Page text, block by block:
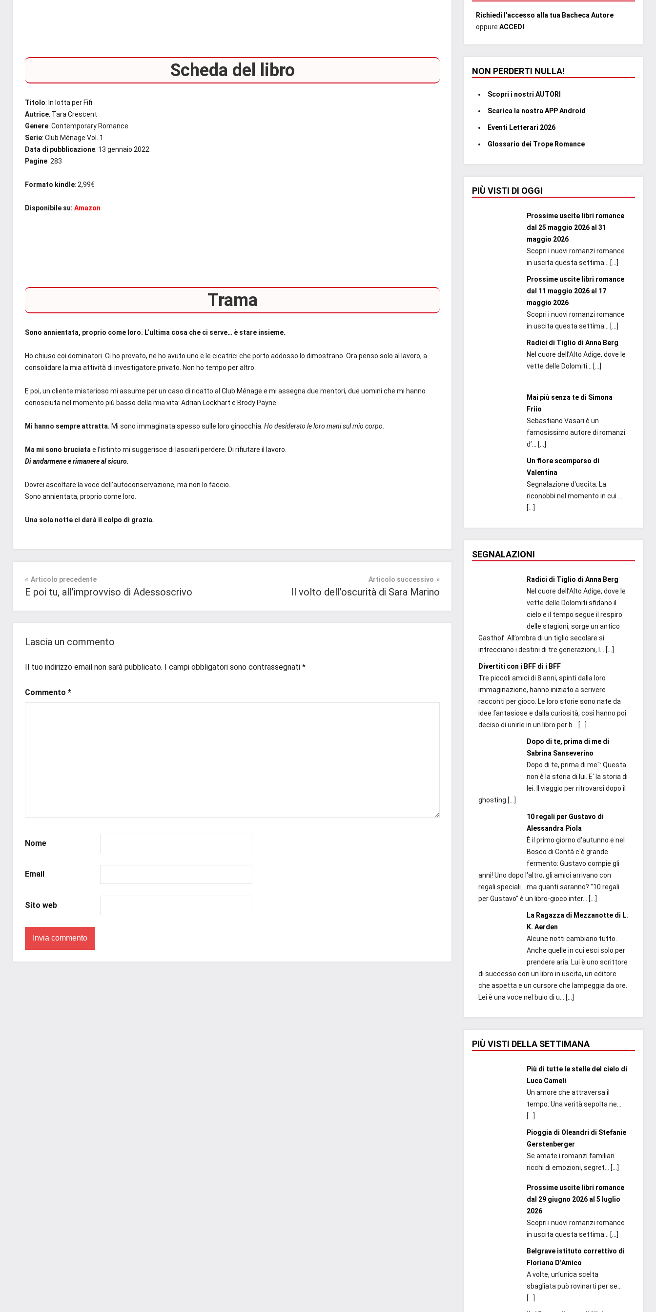
Scheda del libro
Titolo: In lotta per Fifi
Autrice: Tara Crescent
Genere: Contemporary Romance
Serie: Club Ménage Vol. 1
Data di pubblicazione: 13 gennaio 2022
Pagine: 283
Formato kindle: 2,99€
Disponibile su: Amazon
Trama
Sono annientata, proprio come loro. L’ultima cosa che ci serve… è stare insieme.
Ho chiuso coi dominatori. Ci ho provato, ne ho avuto uno e le cicatrici che porto addosso lo dimostrano. Ora penso solo al lavoro, a
consolidare la mia attività di investigatore privato. Non ho tempo per altro.
E poi, un cliente misterioso mi assume per un caso di ricatto al Club Ménage e mi assegna due mentori, due uomini che mi hanno
conosciuta nel momento più basso della mia vita: Adrian Lockhart e Brody Payne.
Mi hanno sempre attratta. Mi sono immaginata spesso sulle loro ginocchia. Ho desiderato le loro mani sul mio corpo.
Ma mi sono bruciata e l’istinto mi suggerisce di lasciarli perdere. Di rifiutare il lavoro.
Di andarmene e rimanere al sicuro.
Dovrei ascoltare la voce dell’autoconservazione, ma non lo faccio.
Sono annientata, proprio come loro
Una sola notte ci darà il colpo di grazia.
Contemporary
Prossime
Uscite
Navigazione
articoli
Articolo precedente
E poi tu, all’improvviso di Adessoscrivo
Articolo successivo
Il volto dell’oscurità di Sara Marino
Lascia un commento
Il tuo indirizzo email non sarà pubblicato. I campi obbligatori sono contrassegnati *
Commento *
Nome
Email
Sito web
Richiedi l'accesso alla tua Bacheca Autore
oppure ACCEDI
NON PERDERTI NULLA!
Scopri i nostri AUTORI
Scarica la nostra APP Android
Eventi Letterari 2026
Glossario dei Trope Romance
PIÙ VISTI DI OGGI
Prossime uscite libri romance
dal 25 maggio 2026 al 31
maggio 2026
Scopri i nuovi romanzi romance
in uscita questa settima...
[…]
Prossime uscite libri romance
dal 11 maggio 2026 al 17
maggio 2026
Scopri i nuovi romanzi romance
in uscita questa settima...
[…]
Radici di Tiglio di Anna Berg
Nel cuore dell’Alto Adige, dove le
vette delle Dolomiti...
[…]
Mai più senza te di Simona
Friio
Sebastiano Vasari è un
famosissimo autore di romanzi
d’... […]
Un fiore scomparso di
Valentina
Segnalazione d'uscita. La
riconobbi nel momento in cui ...
[…]
SEGNALAZIONI
Radici di Tiglio di Anna Berg
Nel cuore dell’Alto Adige, dove le
vette delle Dolomiti sfidano il
cielo e il tempo segue il respiro
delle stagioni, sorge un antico
Gasthof. All’ombra di un tiglio secolare si
intrecciano i destini di tre generazioni, l... […]
Divertiti con i BFF di i BFF
Tre piccoli amici di 8 anni, spinti dalla loro
immaginazione, hanno iniziato a scrivere
racconti per gioco. Le loro storie sono nate da
idee fantasiose e dalla curiosità, così hanno poi
deciso di unirle in un libro per b... […]
Dopo di te, prima di me di
Sabrina Sanseverino
Dopo di te, prima di me": Questa
non è la storia di lui. E' la storia di
lei. Il viaggio per ritrovarsi dopo il
ghosting […]
10 regali per Gustavo di
Alessandra Piola
È il primo giorno d'autunno e nel
Bosco di Contà c'è grande
fermento: Gustavo compie gli
anni! Uno dopo l'altro, gli amici arrivano con
regali speciali... ma quanti saranno? "10 regali
per Gustavo" è un libro-gioco inter... […]
La Ragazza di Mezzanotte di L.
K. Aerden
Alcune notti cambiano tutto.
Anche quelle in cui esci solo per
prendere aria. Lui è uno scrittore
di successo con un libro in uscita, un editore
che aspetta e un cursore che lampeggia da ore.
Lei è una voce nel buio di u... […]
PIÙ VISTI DELLA SETTIMANA
Più di tutte le stelle del cielo di
Luca Cameli
Un amore che attraversa il
tempo. Una verità sepolta ne...
[…]
Pioggia di Oleandri di Stefanie
Gerstenberger
Se amate i romanzi familiari
ricchi di emozioni, segret... […]
Prossime uscite libri romance
dal 29 giugno 2026 al 5 luglio
2026
Scopri i nuovi romanzi romance
in uscita questa settima...
[…]
Belgrave istituto correttivo di
Floriana D’Amico
A volte, un’unica scelta
sbagliata può rovinarti per se...
[…]